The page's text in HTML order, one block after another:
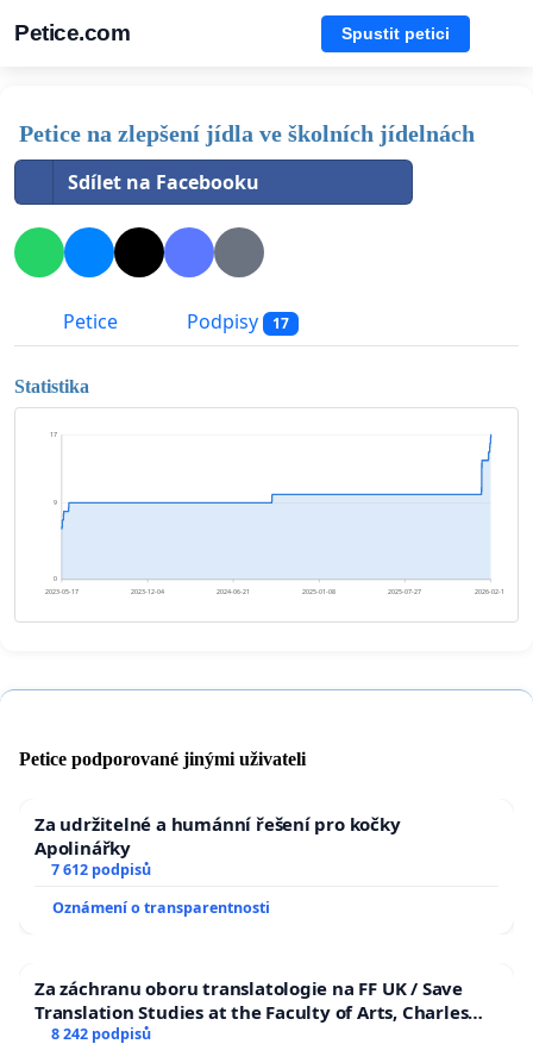
Petice.com Spustit petici
Petice na zlepšení jídla ve školních jídelnách
Sdílet na Facebooku
Petice Podpisy 17
Statistika
0
9
17
2023-05-17 2023-12-04 2024-06-21 2025-01-08 2025-07-27 2026-02-13
Petice podporované jinými uživateli
Za udržitelné a humánní řešení pro kočky
Apolinářky
7 612 podpisů
Oznámení o transparentnosti
Za záchranu oboru translatologie na FF UK / Save
Translation Studies at the Faculty of Arts, Charles
University
8 242 podpisů